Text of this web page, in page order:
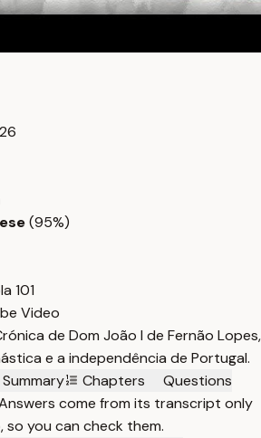
(95%)
101
Video
de Dom João I de Fernão Lopes,
e a independência de Portugal.
Summary Chapters
Questions
come from its transcript only
you can check them.